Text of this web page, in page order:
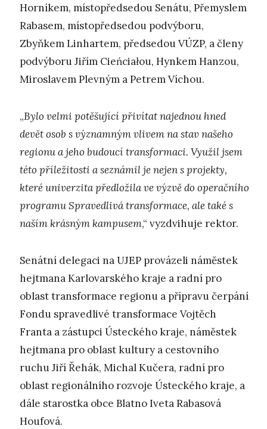
Horníkem, místopředsedou Senátu, Přemyslem
Rabasem, místopředsedou podvýboru,
Zbyňkem Linhartem, předsedou VÚZP, a členy
podvýboru Jiřím Cieńciałou, Hynkem Hanzou,
Miroslavem Plevným a Petrem Víchou.
„Bylo velmi potěšující přivítat najednou hned
devět osob s významným vlivem na stav našeho
regionu a jeho budoucí transformaci. Využil jsem
této příležitosti a seznámil je nejen s projekty,
které univerzita předložila ve výzvě do operačního
programu Spravedlivá transformace, ale také s
naším krásným kampusem,“ vyzdvihuje rektor.
Senátní delegaci na UJEP provázeli náměstek
hejtmana Karlovarského kraje a radní pro
oblast transformace regionu a přípravu čerpání
Fondu spravedlivé transformace Vojtěch
Franta a zástupci Ústeckého kraje, náměstek
hejtmana pro oblast kultury a cestovního
ruchu Jiří Řehák, Michal Kučera, radní pro
oblast regionálního rozvoje Ústeckého kraje, a
dále starostka obce Blatno Iveta Rabasová
Houfová.